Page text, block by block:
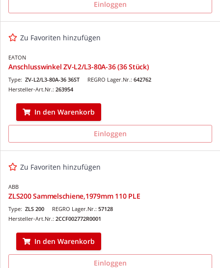
Einloggen
Zu Favoriten hinzufügen
EATON
Anschlusswinkel ZV-L2/L3-80A-36 (36 Stück)
REGRO Lager.Nr.: 642762
Type: ZV-L2/L3-80A-36 36ST
Hersteller-Art.Nr.: 263954
In den Warenkorb
Einloggen
Zu Favoriten hinzufügen
ABB
ZLS200 Sammelschiene,1979mm 110 PLE
REGRO Lager.Nr.: 57128
Type: ZLS 200
Hersteller-Art.Nr.: 2CCF002772R0001
In den Warenkorb
Einloggen